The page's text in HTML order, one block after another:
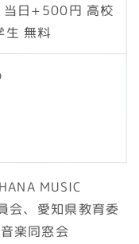
日+500円 高校
生 無料
MUSIC
会、愛知県教育委
楽同窓会